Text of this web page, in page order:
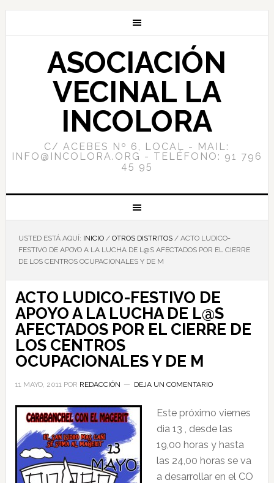
ASOCIACIÓN
VECINAL LA
INCOLORA
C/ ACEBES Nº 6, LOCAL - MAIL:
INFO@INCOLORA.ORG - TELÉFONO: 91 796
45 95
USTED ESTÁ AQUÍ: INICIO / OTROS DISTRITOS /ACTO LUDICO-
FESTIVO DE APOYO A LA LUCHA DE L@S AFECTADOS POR EL CIERRE
DE LOS CENTROS OCUPACIONALES Y DE M
ACTO LUDICO-FESTIVO DE
APOYO A LA LUCHA DE L@S
AFECTADOS POR EL CIERRE DE
LOS CENTROS
OCUPACIONALES Y DE M
11 MAYO, 2011POR REDACCIÓN DEJA UN COMENTARIO
Este próximo viernes
dia 13 , desde las
19,00 horas y hasta
las 24,00 horas se va
a desarrollar en el CO